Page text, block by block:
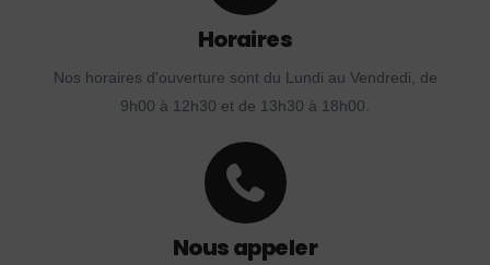
Horaires
Nos horaires d'ouverture sont du Lundi au Vendredi, de
9h00 à 12h30 et de 13h30 à 18h00.
Nous appeler